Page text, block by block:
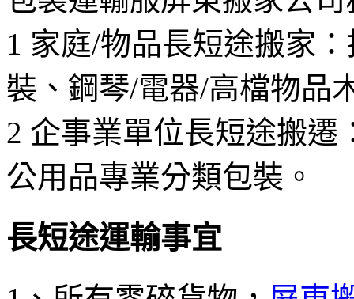
1 家庭/物品長短途搬家
裝、鋼琴/電器/高檔物品
2 企事業單位長短途搬
公用品專業分類包裝。
長短途運輸事宜